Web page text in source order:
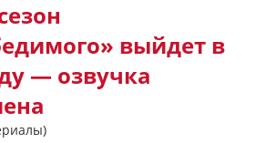
выйдет в
— озвучка